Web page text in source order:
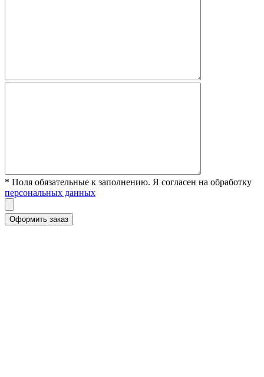
* Поля обязательные к заполнению. Я согласен на обработку
персональных данных